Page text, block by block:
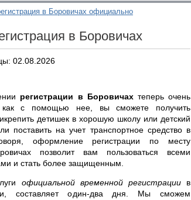
в Боровичах официально
в Боровичах
02.08.2026
регистрации в Боровичах теперь очень
как с помощью нее, вы сможете получить
детишек в хорошую школу или детский
поставить на учет транспортное средство в
оформление регистрации по месту
позволит вам пользоваться всеми
и стать более защищенным.
официальной временной регистрации в
составляет один-два дня. Мы сможем